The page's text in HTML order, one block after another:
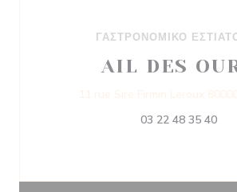
ΓΑΣΤΡΟΝΟΜΙΚΌ
AIL DES
03 22 48 35 40